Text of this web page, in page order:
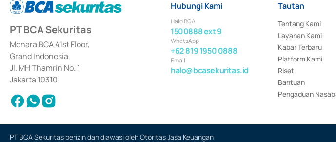
PT BCA Sekuritas
Menara BCA 41st Floor,
Grand Indonesia
Jl. MH Thamrin No. 1
Jakarta 10310
Hubungi Kami
Halo BCA
1500888 ext 9
WhatsApp
+62 819 1950 0888
Email
halo@bcasekuritas.id
Tautan
Tentang Kami
Layanan Kami
Kabar Terbaru
Platform Kami
Riset
Bantuan
Pengaduan
PT BCA Sekuritas berizin dan diawasi oleh Otoritas Jasa Keuangan